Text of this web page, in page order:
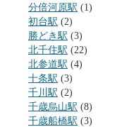
分倍河原駅 (1)
初台駅 (2)
勝どき駅 (3)
北千住駅 (22)
北参道駅 (4)
十条駅 (3)
千川駅 (2)
千歳烏山駅 (8)
千歳船橋駅 (3)